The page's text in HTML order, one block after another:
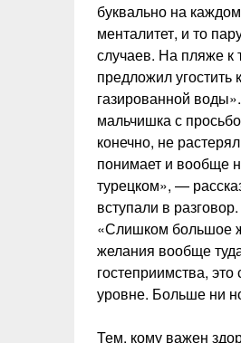
буквально на
менталитет, и то
случаев. На пляже к
предложил угостить
газированной
мальчишка с
конечно, не
понимает и вообще
турецком», —
вступали в разговор.
«Слишком большое
желания вообще
гостеприимства,
уровне. Больше ни
Тем, кому важен